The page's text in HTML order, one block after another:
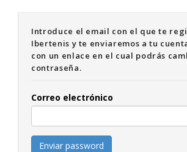
Introduce el email con el que te
Ibertenis y te enviaremos a tu
con un enlace en el cual podrás
contraseña.
Correo electrónico